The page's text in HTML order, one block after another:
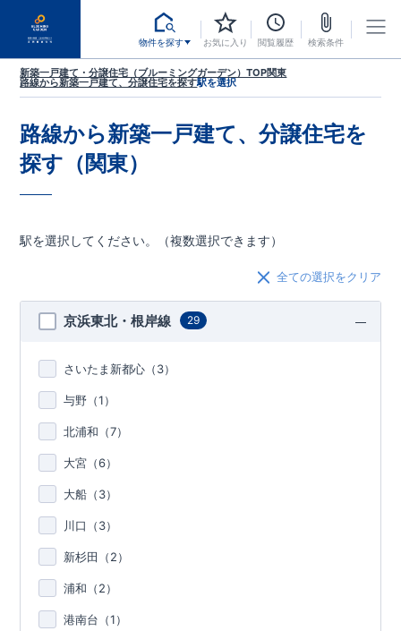
物件を探す お気に入り 閲覧履歴 検索条件
新築一戸建て・分譲住宅（ブルーミングガーデン）TOP関東
路線から新築一戸建て、分譲住宅を探す駅を選択
路線から新築一戸建て、分譲住宅を
探す（関東）
駅を選択してください。（複数選択できます）
全ての選択をクリア
京浜東北・根岸線 29
さいたま新都心（3）
与野（1）
北浦和（7）
大宮（6）
大船（3）
川口（3）
新杉田（2）
浦和（2）
港南台（1）